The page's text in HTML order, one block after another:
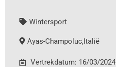
Wintersport
Ayas-Champoluc,Italië
Vertrekdatum: 16/03/2024